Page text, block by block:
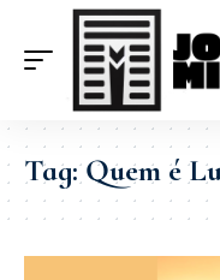
Tag:Quem é